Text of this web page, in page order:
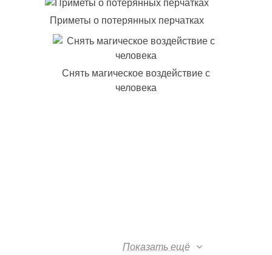
Приметы о потерянных перчатках
Снять магическое воздействие с
человека
Показать ещё